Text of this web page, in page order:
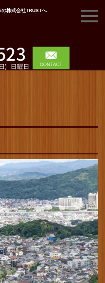
株式会社TRUSTへ